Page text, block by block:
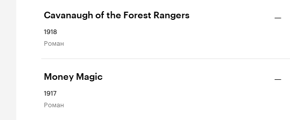
Cavanaugh of the Forest Rangers
1918
роман
—
Money Magic
1917
роман
—